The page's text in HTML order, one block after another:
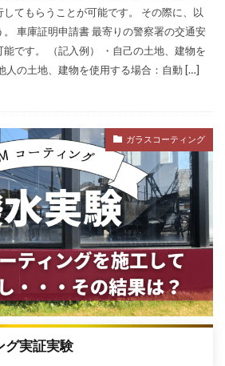
てもらうことが可能です。 その際に、以
車庫証明申請書 最寄りの警察署の交通安
です。 （記入例） ・自己の土地、建物を
人の土地、建物を使用する場合：自動 […]
ガラスコーティング
グ実証実験